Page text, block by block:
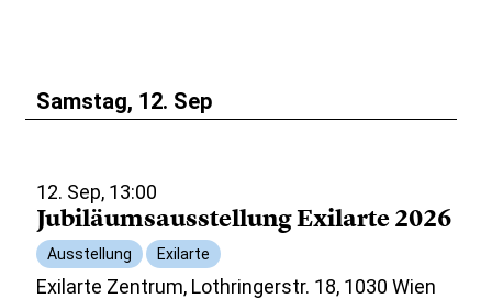
Samstag, 12. Sep
12. Sep, 13:00
Jubiläumsausstellung Exilarte 2026
Ausstellung Exilarte
Exilarte Zentrum, Lothringerstr. 18, 1030 Wien